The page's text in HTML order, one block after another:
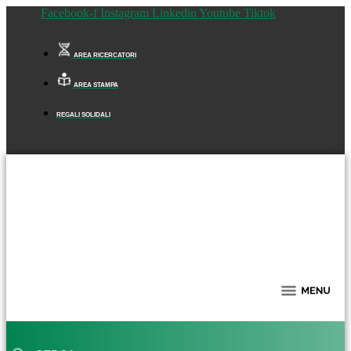
Facebook-f Instagram Linkedin Youtube Tiktok
AREA RICERCATORI
AREA STAMPA
REGALI SOLIDALI